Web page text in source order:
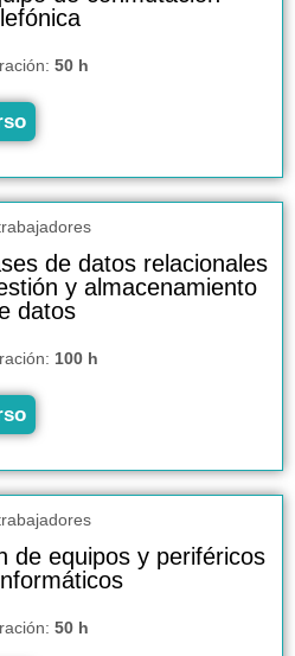
50 h
de datos relacionales
y almacenamiento
datos
100 h
de equipos y periféricos
50 h